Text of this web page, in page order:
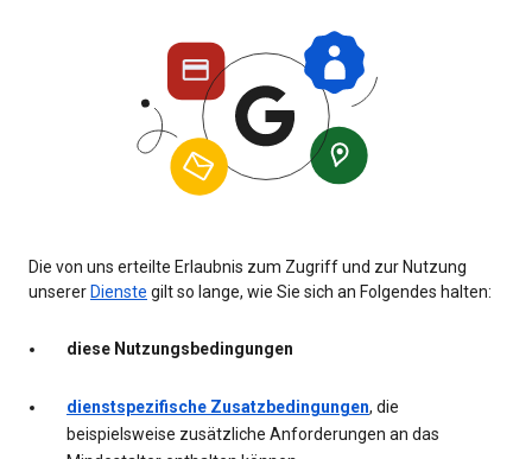
Die von uns erteilte Erlaubnis zum Zugriff und zur Nutzung
unsererDienste gilt so lange, wie Sie sich an Folgendes halten:
diese Nutzungsbedingungen
dienstspezifische Zusatzbedingungen, die
beispielsweise zusätzliche Anforderungen an das